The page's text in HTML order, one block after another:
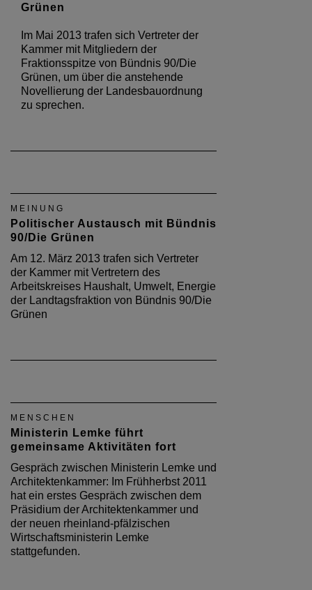
Grünen
Im Mai 2013 trafen sich Vertreter der
Kammer mit Mitgliedern der
Fraktionsspitze von Bündnis 90/Die
Grünen, um über die anstehende
Novellierung der Landesbauordnung
zu sprechen.
MEINUNG
Politischer Austausch mit Bündnis
90/Die Grünen
Am 12. März 2013 trafen sich Vertreter
der Kammer mit Vertretern des
Arbeitskreises Haushalt, Umwelt, Energie
der Landtagsfraktion von Bündnis 90/Die
Grünen
MENSCHEN
Ministerin Lemke führt
gemeinsame Aktivitäten fort
Gespräch zwischen Ministerin Lemke und
Architektenkammer: Im Frühherbst 2011
hat ein erstes Gespräch zwischen dem
Präsidium der Architektenkammer und
der neuen rheinland-pfälzischen
Wirtschaftsministerin Lemke
stattgefunden.